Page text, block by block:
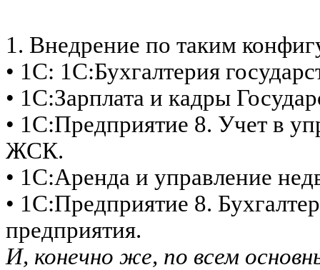
1. Внедрение по таким
• 1С: 1С:Бухгалтерия
• 1С:Зарплата и кадры
• 1С:Предприятие 8. Учет в
ЖСК.
• 1С:Аренда и управление
• 1С:Предприятие 8.
предприятия.
И, конечно же, по всем